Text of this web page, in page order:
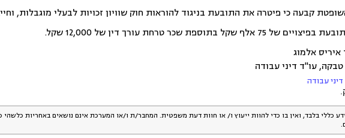
קבעה כי פיטרה את התובעת בניגוד להוראות חוק שוויון זכויות לבעלי מוגבלות, וחייבה אותה
שכר טרחת עורך דין של 12,000 שקל.
אלמוג
עו"ד דיני עבודה
דיני עבודה
כללי בלבד, ואין בו כדי להוות ייעוץ ו/ או חוות דעת משפטית. המחבר/ת ו/או המערכת אינם נושאים באחריות